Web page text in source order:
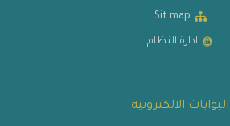
Sit map
ادارة النظام
البوابات الالكترونية